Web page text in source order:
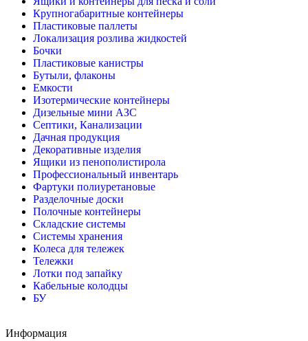
Крупногабаритные контейнеры
Пластиковые паллеты
Локализация розлива жидкостей
Бочки
Пластиковые канистры
Бутыли, флаконы
Емкости
Изотермические контейнеры
Дизельные мини АЗС
Септики, Канализации
Дачная продукция
Декоративные изделия
Ящики из пенополистирола
Профессиональный инвентарь
Фартуки полиуретановые
Разделочные доски
Полочные контейнеры
Складские системы
Системы хранения
Колеса для тележек
Тележки
Лотки под запайку
Кабельные колодцы
БУ
Информация